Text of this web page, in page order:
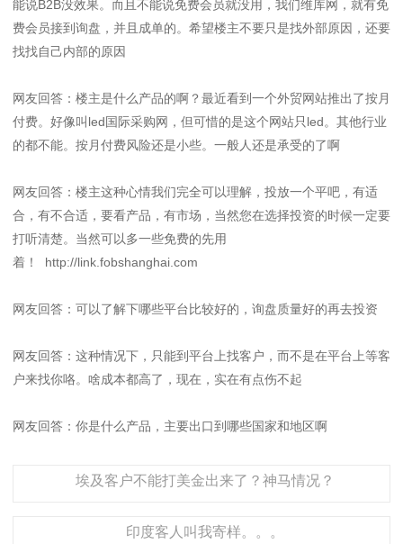
能说B2B没效果。而且不能说免费会员就没用，我们维库网，就有免
费会员接到询盘，并且成单的。希望楼主不要只是找外部原因，还要
找找自己内部的原因
网友回答：楼主是什么产品的啊？最近看到一个外贸网站推出了按月
付费。好像叫led国际采购网，但可惜的是这个网站只led。其他行业
的都不能。按月付费风险还是小些。一般人还是承受的了啊
网友回答：楼主这种心情我们完全可以理解，投放一个平吧，有适
合，有不合适，要看产品，有市场，当然您在选择投资的时候一定要
打听清楚。当然可以多一些免费的先用
着！ http://link.fobshanghai.com
网友回答：可以了解下哪些平台比较好的，询盘质量好的再去投资
网友回答：这种情况下，只能到平台上找客户，而不是在平台上等客
户来找你咯。啥成本都高了，现在，实在有点伤不起
网友回答：你是什么产品，主要出口到哪些国家和地区啊
埃及客户不能打美金出来了？神马情况？
印度客人叫我寄样。。。